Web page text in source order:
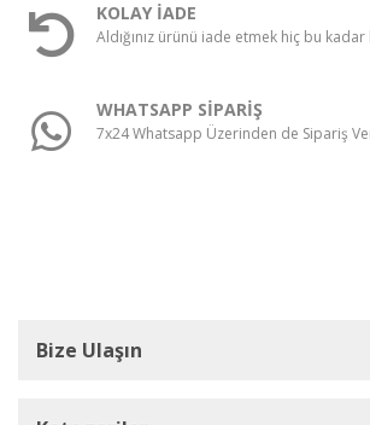
KOLAY İADE
Aldığınız ürünü iade etmek hiç bu kadar
WHATSAPP SİPARİŞ
7x24 Whatsapp Üzerinden de Sipariş
Bize Ulaşın